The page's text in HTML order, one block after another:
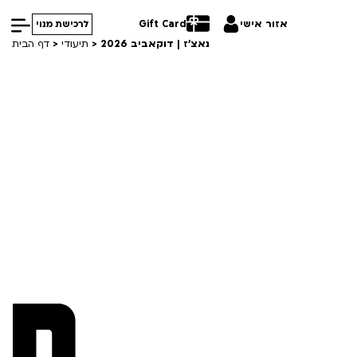
Gift Card אזור אישי לרכישת מנוי
עברית
דף הבית > תיעודי > נאצ’ז | דוקאביב 2026